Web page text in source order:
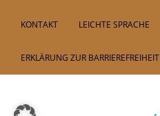
KONTAKT LEICHTE SPRACHE
ERKLÄRUNG ZUR BARRIEREFREIHEIT